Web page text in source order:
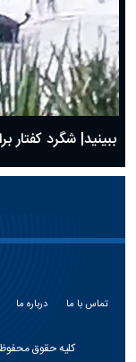
ببینید| شگرد کفتار
تماس با ما درباره ما
کلیه حقوق